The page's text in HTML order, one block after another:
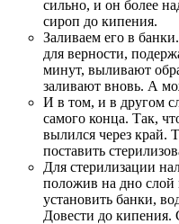
сильно, и он более
сироп до кипения.
Заливаем его в
для верности,
минут, выливают
заливают вновь. А
И в том, и в другом
самого конца. Так,
вылился через край.
поставить
Для стерилизации
положив на дно слой
установить банки,
Довести до кипения.